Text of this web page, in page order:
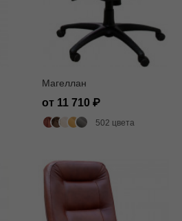
Магеллан
от 11 710
502 цвета